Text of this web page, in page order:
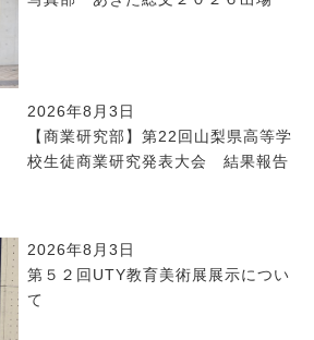
2026年8月3日
【商業研究部】第22回山梨県高等学
校生徒商業研究発表大会 結果報告
2026年8月3日
第５２回UTY教育美術展展示につい
て